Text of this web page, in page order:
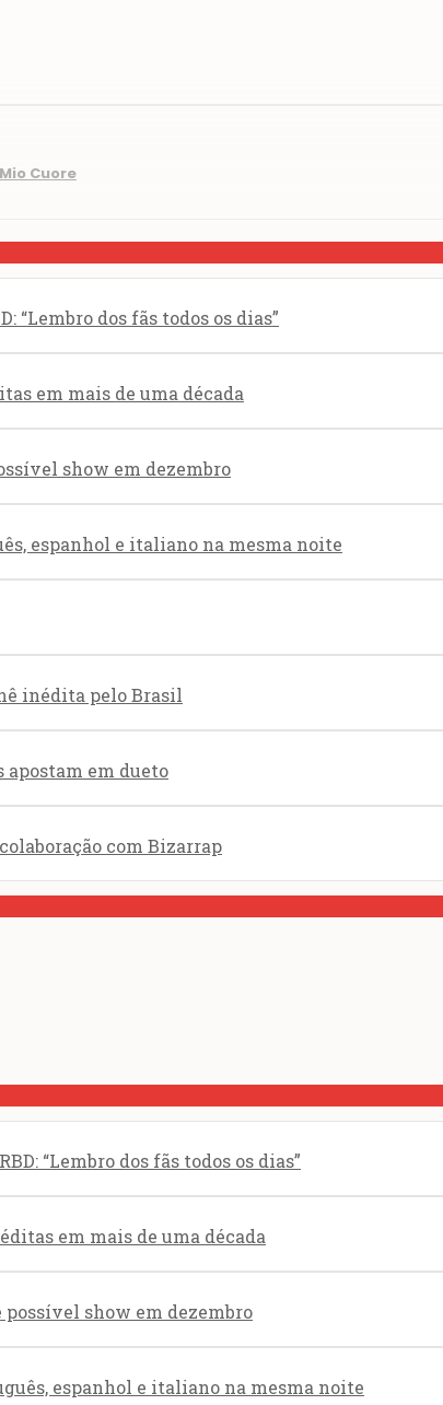
Cuore
dos fãs todos os dias”
em mais de uma década
show em dezembro
espanhol e italiano na mesma noite
inédita pelo Brasil
apostam em dueto
com Bizarrap
“Lembro dos fãs todos os dias”
em mais de uma década
possível show em dezembro
espanhol e italiano na mesma noite